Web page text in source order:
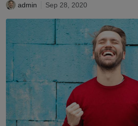
admin Sep 28, 2020